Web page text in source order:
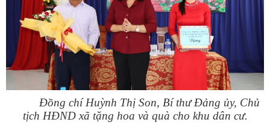
Đồng chí Huỳnh Thị Son, Bí thư Đảng ủy, Chủ
tịch HĐND xã tặng hoa và quà cho khu dân cư.